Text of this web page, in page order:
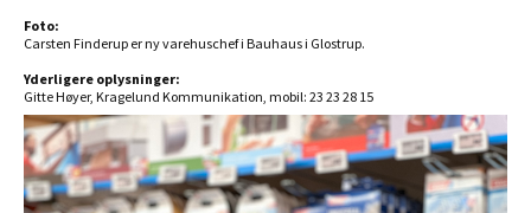
Foto:
Carsten Finderup er ny varehuschef i Bauhaus i Glostrup.
Yderligere oplysninger:
Gitte Høyer, Kragelund Kommunikation, mobil: 23 23 28 15